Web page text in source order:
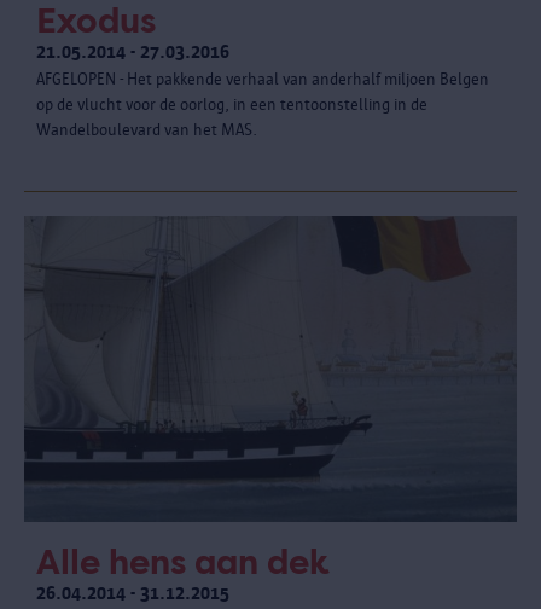
Exodus
21.05.2014 - 27.03.2016
AFGELOPEN - Het pakkende verhaal van anderhalf miljoen Belgen
op de vlucht voor de oorlog, in een tentoonstelling in de
Wandelboulevard van het MAS.
Alle hens aan dek
26.04.2014 - 31.12.2015